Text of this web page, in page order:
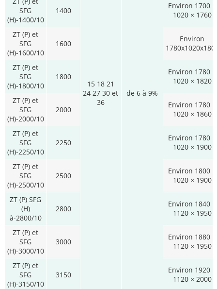
15 18 21
24 27 30 et
36
de 6 à 9%
SFG
(H)-1400/10
1400
Environ 1700 ×
1020 × 1760
ZT (P) et
SFG
(H)-1600/10
1600
Environ
ZT (P) et
SFG
(H)-1800/10
1800
Environ 1780 ×
1020 × 1820
ZT (P) et
SFG
(H)-2000/10
2000
Environ 1780 ×
1020 × 1860
ZT (P) et
SFG
(H)-2250/10
2250
Environ 1780 ×
1020 × 1900
ZT (P) et
SFG
(H)-2500/10
2500
Environ 1800 ×
1020 × 1900
ZT (P) SFG
(H)
à-2800/10
2800
Environ 1840 ×
1120 × 1950
ZT (P) et
SFG
(H)-3000/10
3000
Environ 1880 ×
1120 × 1950
ZT (P) et
SFG
(H)-3150/10
3150
Environ 1920 ×
1120 × 2000